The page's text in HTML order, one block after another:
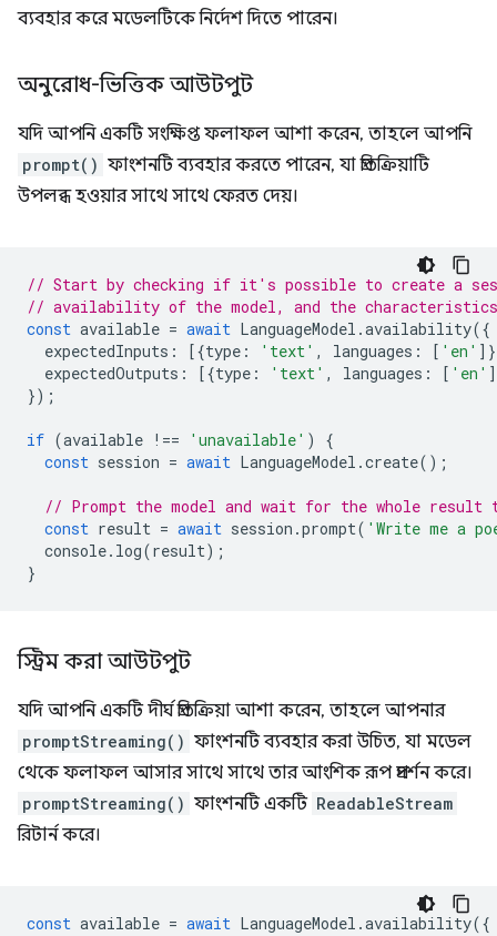
ব্যবহার করে মডেলটিকে নির্দেশ দিতে পারেন।
অনুরোধ-ভিত্তিক আউটপুট
যদি আপনি একটি সংক্ষিপ্ত ফলাফল আশা করেন, তাহলে আপনি
prompt() ফাংশনটি ব্যবহার করতে পারেন, যা প্রতিক্রিয়াটি
উপলব্ধ হওয়ার সাথে সাথে ফেরত দেয়।
// Start by checking if it's possible to create a
// availability of the model, and the
const available = await LanguageModel .availability({
expectedInputs : [{type : 'text' , languages : [ 'en'
expectedOutputs : [{type : 'text' , languages : [ 'en'
});
if (available !== 'unavailable' )
{
const session = await LanguageModel .create();
// Prompt the model and wait for the whole result
const result = await session .prompt( 'Write me a
console. log(result);
}
স্ট্রিম করা আউটপুট
যদি আপনি একটি দীর্ঘ প্রতিক্রিয়া আশা করেন, তাহলে আপনার
promptStreaming() ফাংশনটি ব্যবহার করা উচিত, যা মডেল
থেকে ফলাফল আসার সাথে সাথে তার আংশিক রূপ প্রদর্শন করে।
promptStreaming() ফাংশনটি একটি ReadableStream
রিটার্ন করে।
const available = await LanguageModel .availability({